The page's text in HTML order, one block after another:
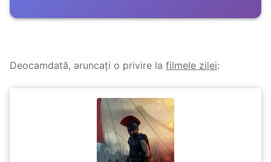
Deocamdată, aruncați o privire la filmele zilei: